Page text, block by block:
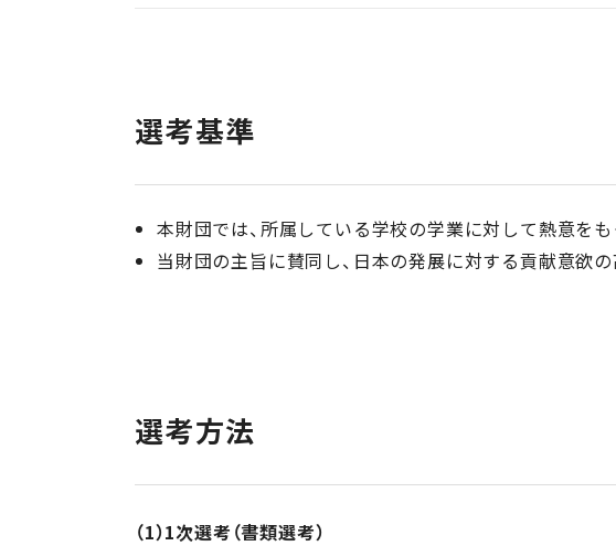
選考基準
本財団では、所属している学校の学業に対して熱意をも
当財団の主旨に賛同し、日本の発展に対する貢献意欲
選考方法
（1）1次選考（書類選考）